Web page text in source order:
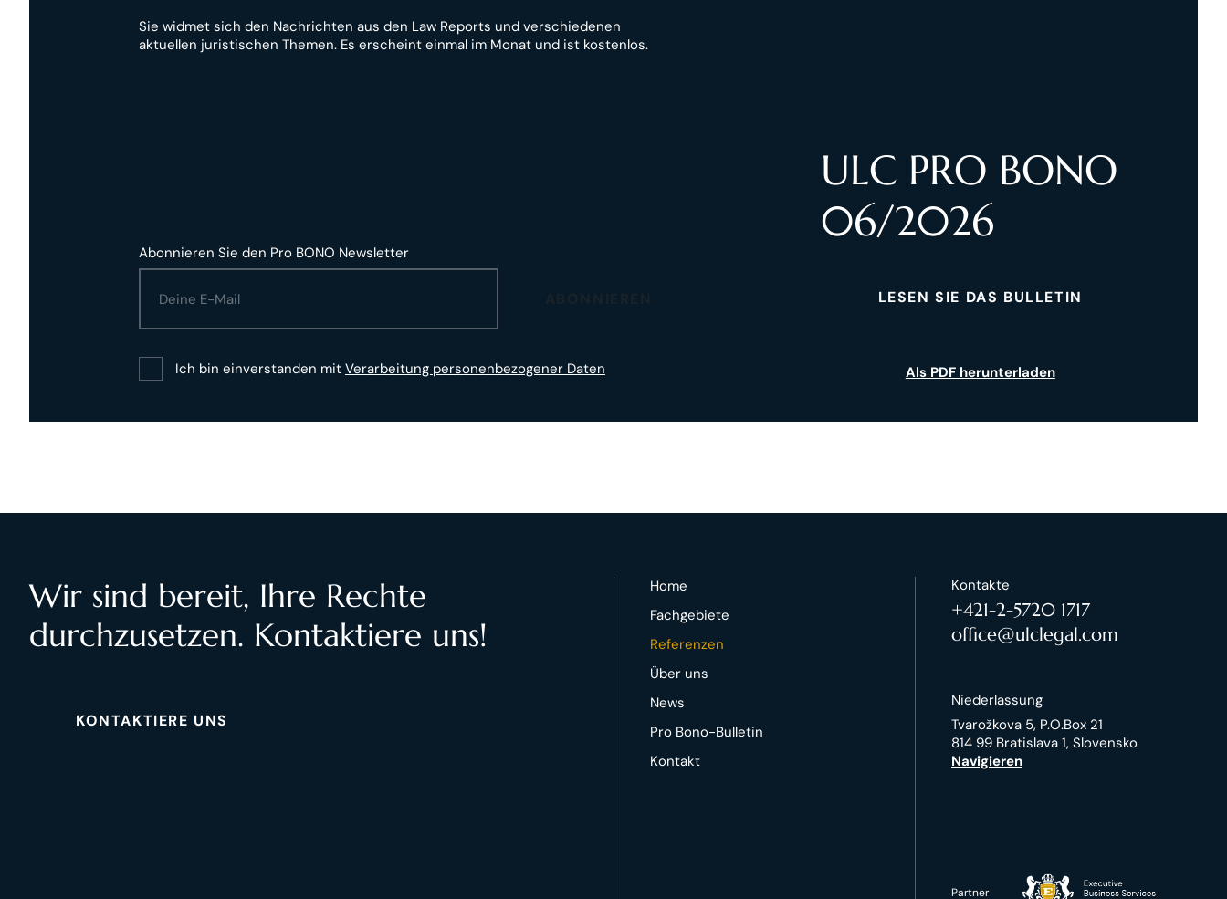
Sie widmet sich den Nachrichten aus den Law Reports und verschiedenen
aktuellen juristischen Themen. Es erscheint einmal im Monat und ist kostenlos.
Abonnieren Sie den Pro BONO Newsletter
Ich bin einverstanden mit Verarbeitung personenbezogener Daten
ULC PRO BONO
06/2026
LESEN SIE DAS BULLETIN
Als PDF herunterladen
Wir sind bereit, Ihre Rechte
durchzusetzen. Kontaktiere uns!
KONTAKTIERE UNS
Home
Fachgebiete
Referenzen
Über uns
News
Pro Bono-Bulletin
Kontakt
Kontakte
+421-2-5720 1717
office@ulclegal.com
Niederlassung
Tvarožkova 5, P.O.Box 21
814 99 Bratislava 1, Slovensko
Navigieren
Partner